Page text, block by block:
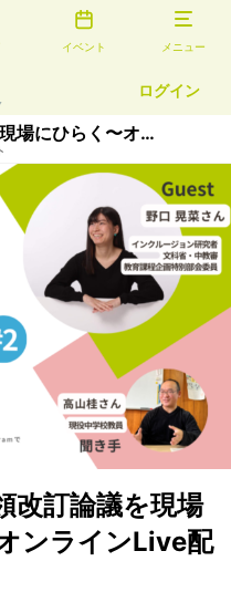
イベント メニュー
ログイン
学習指導要領改訂論議を現場にひらく〜オンラインLive配信〜 #2
改訂論議を現場
ンラインLive配